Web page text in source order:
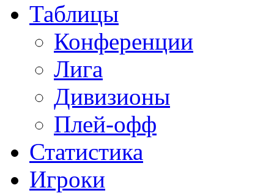
Таблицы
Конференции
Лига
Дивизионы
Плей-офф
Статистика
Игроки